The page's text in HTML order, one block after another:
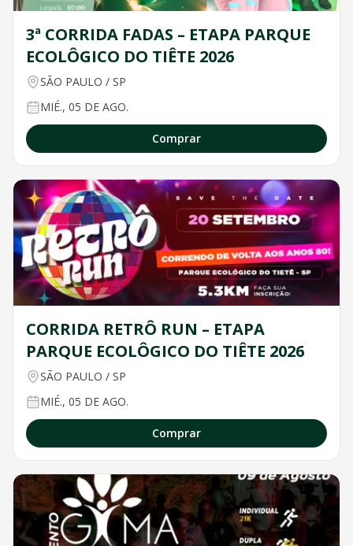
3ª CORRIDA FADAS – ETAPA PARQUE
ECOLÔGICO DO TIÊTE 2026
SÃO PAULO / SP
MIÉ., 05 DE AGO.
Comprar
CORRIDA RETRÔ RUN – ETAPA
PARQUE ECOLÔGICO DO TIÊTE 2026
SÃO PAULO / SP
MIÉ., 05 DE AGO.
Comprar